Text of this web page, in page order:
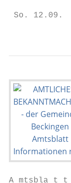
So.
A mtsbla